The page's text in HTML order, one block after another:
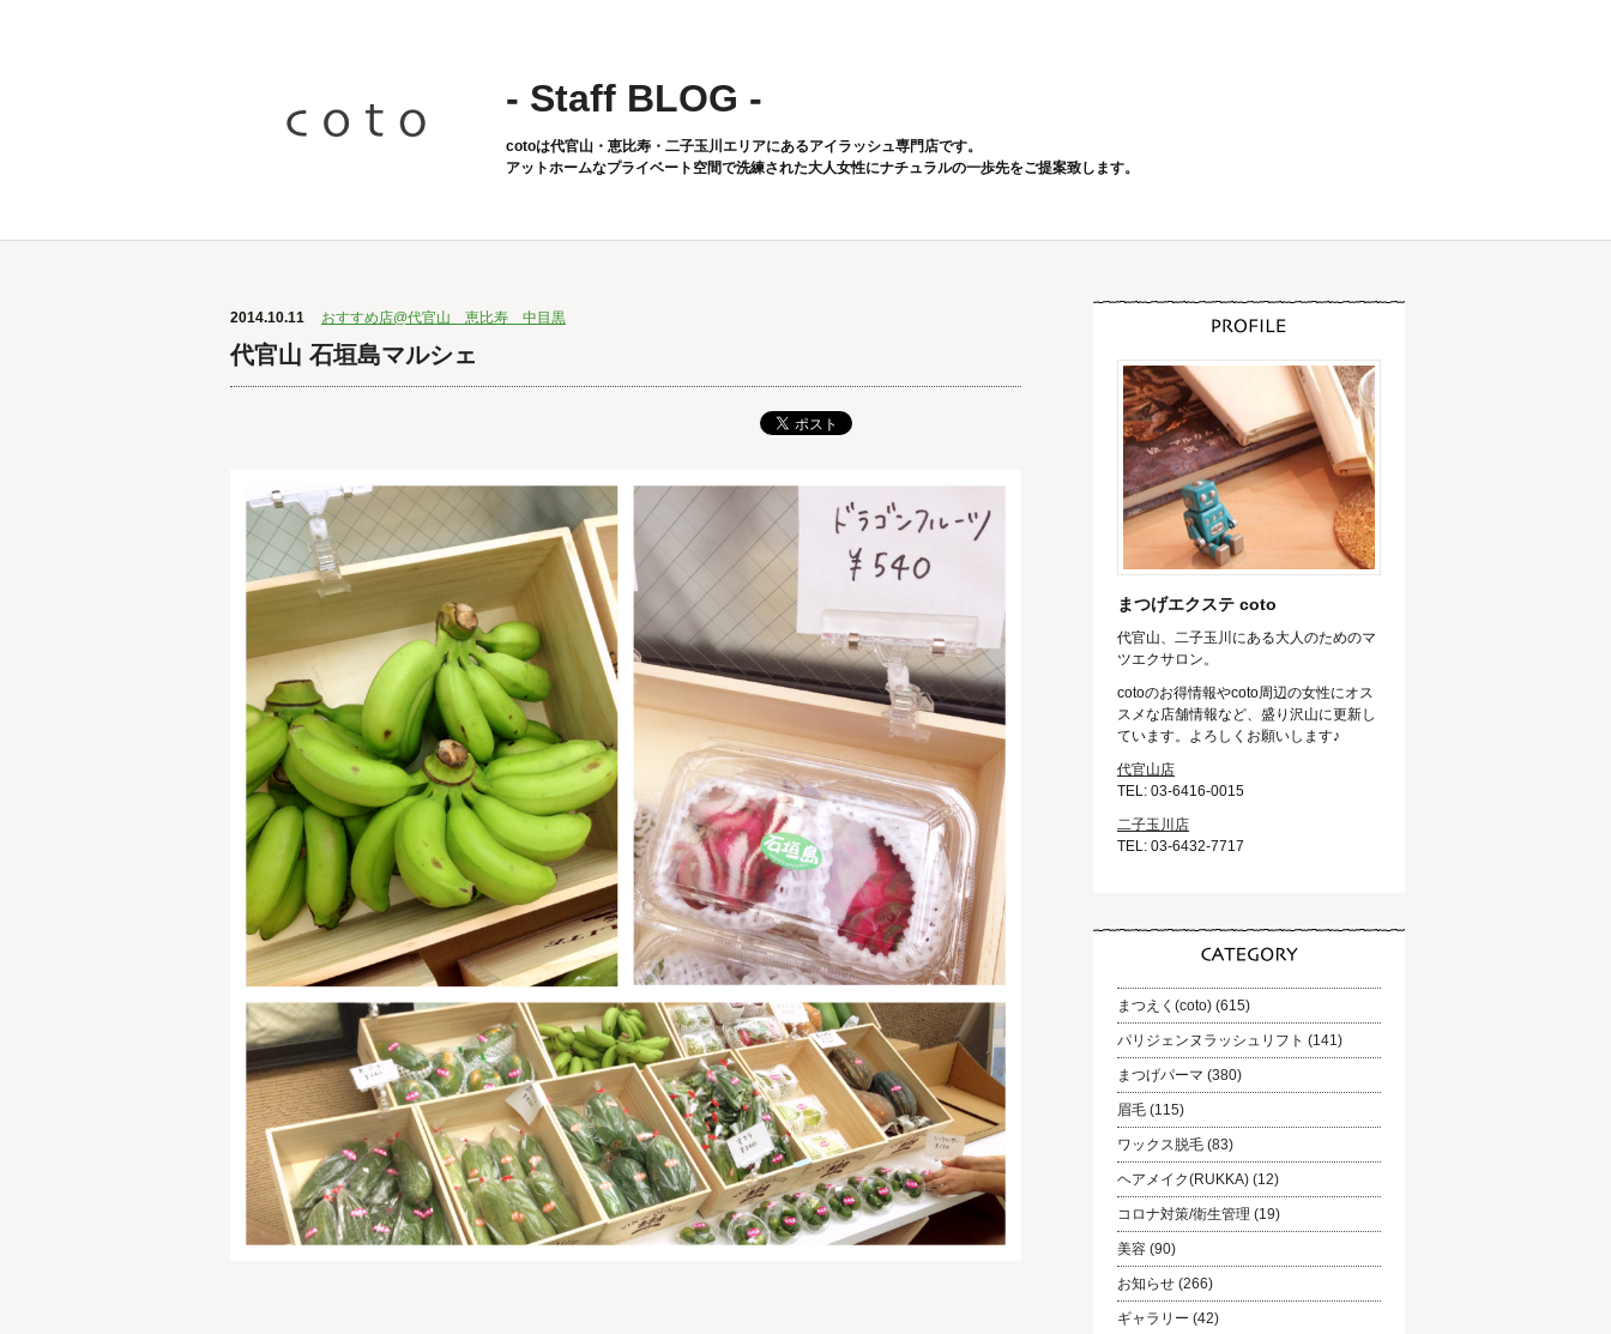
- Staff BLOG -
cotoは代官山・恵比寿・二子玉川エリアにあるアイラッシュ専門店です。
アットホームなプライベート空間で洗練された大人女性にナチュラルの一歩先をご提案致します。
2014.10.11 おすすめ店@代官山 恵比寿 中目黒
代官山 石垣島マルシェ
まつげエクステ coto
代官山、二子玉川にある大人のためのマ
ツエクサロン。
cotoのお得情報やcoto周辺の女性にオス
スメな店舗情報など、盛り沢山に更新し
ています。よろしくお願いします♪
代官山店
TEL: 03-6416-0015
二子玉川店
TEL: 03-6432-7717
まつえく(coto) (615)
パリジェンヌラッシュリフト (141)
まつげパーマ (380)
眉毛 (115)
ワックス脱毛 (83)
ヘアメイク(RUKKA) (12)
コロナ対策/衛生管理 (19)
美容 (90)
お知らせ (266)
ギャラリー (42)